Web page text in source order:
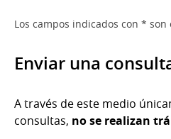
Los campos indicados con * son
Enviar una
A través de este medio
consultas, no se realizan